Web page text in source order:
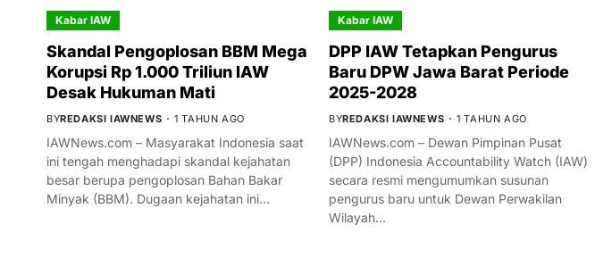
Kabar IAW
Skandal Pengoplosan BBM Mega
Korupsi Rp 1.000 Triliun IAW
Desak Hukuman Mati
BYREDAKSI IAWNEWS 1 TAHUN AGO
IAWNews.com – Masyarakat Indonesia saat
ini tengah menghadapi skandal kejahatan
besar berupa pengoplosan Bahan Bakar
Minyak (BBM). Dugaan kejahatan ini…
Kabar IAW
DPP IAW Tetapkan Pengurus
Baru DPW Jawa Barat Periode
2025-2028
BYREDAKSI IAWNEWS 1 TAHUN AGO
IAWNews.com – Dewan Pimpinan Pusat
(DPP) Indonesia Accountability Watch (IAW)
secara resmi mengumumkan susunan
pengurus baru untuk Dewan Perwakilan
Wilayah…